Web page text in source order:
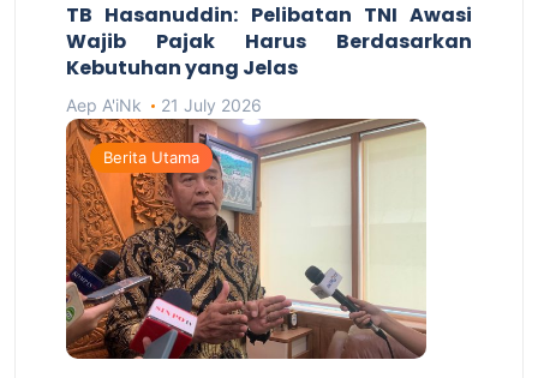
TB Hasanuddin: Pelibatan TNI Awasi
Wajib Pajak Harus Berdasarkan
Kebutuhan yang Jelas
Aep A'iNk 21 July 2026
Berita Utama